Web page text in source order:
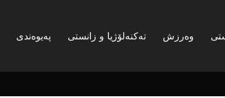
وەرزش تەکنەلۆژیا و زانستی پەیوەندی